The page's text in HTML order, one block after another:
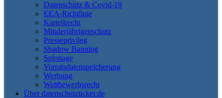
Datenschutz & Covid-19
EEA-Richtlinie
Kartellrecht
Minderjährigenschutz
Presseprivileg
Shadow Banning
Spionage
Vorratsdatenspeicherung
Werbung
Wettbewerbsrecht
Über datenschutzticker.de